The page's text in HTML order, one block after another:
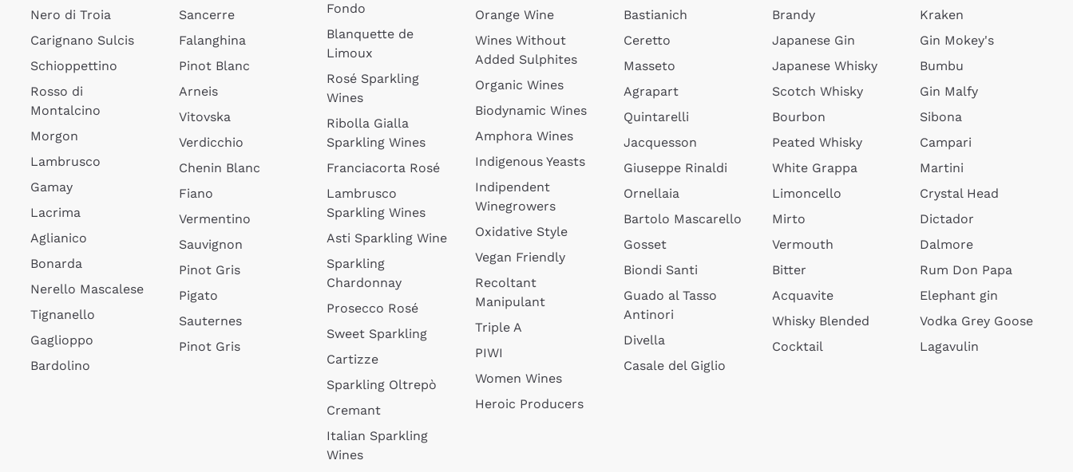
Nero di Troia
Carignano Sulcis
Schioppettino
Rosso di
Montalcino
Morgon
Lambrusco
Gamay
Lacrima
Aglianico
Bonarda
Nerello Mascalese
Tignanello
Gaglioppo
Bardolino
Sancerre
Falanghina
Pinot Blanc
Arneis
Vitovska
Verdicchio
Chenin Blanc
Fiano
Vermentino
Sauvignon
Pinot Gris
Pigato
Sauternes
Pinot Gris
Fondo
Blanquette de
Limoux
Rosé Sparkling
Wines
Ribolla Gialla
Sparkling Wines
Franciacorta Rosé
Lambrusco
Sparkling Wines
Asti Sparkling Wine
Sparkling
Chardonnay
Prosecco Rosé
Sweet Sparkling
Cartizze
Sparkling Oltrepò
Cremant
Italian Sparkling
Wines
Orange Wine
Wines Without
Added Sulphites
Organic Wines
Biodynamic Wines
Amphora Wines
Indigenous Yeasts
Indipendent
Winegrowers
Oxidative Style
Vegan Friendly
Recoltant
Manipulant
Triple A
PIWI
Women Wines
Heroic Producers
Bastianich
Ceretto
Masseto
Agrapart
Quintarelli
Jacquesson
Giuseppe Rinaldi
Ornellaia
Bartolo Mascarello
Gosset
Biondi Santi
Guado al Tasso
Antinori
Divella
Casale del Giglio
Brandy
Japanese Gin
Japanese Whisky
Scotch Whisky
Bourbon
Peated Whisky
White Grappa
Limoncello
Mirto
Vermouth
Bitter
Acquavite
Whisky Blended
Cocktail
Kraken
Gin Mokey's
Bumbu
Gin Malfy
Sibona
Campari
Martini
Crystal Head
Dictador
Dalmore
Rum Don Papa
Elephant gin
Vodka Grey Goose
Lagavulin